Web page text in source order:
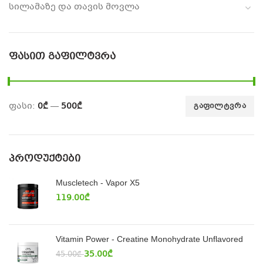
სილამაზე და თავის მოვლა
ᲤᲐᲡᲘᲗ ᲒᲐᲤᲘᲚᲢᲕᲠᲐ
ᲒᲐᲤᲘᲚᲢᲕᲠᲐ
ფასი: 0₾— 500₾
ᲞᲠᲝᲓᲣᲥᲢᲔᲑᲘ
Muscletech - Vapor X5
119.00₾
Vitamin Power - Creatine Monohydrate Unflavored
45.00₾ 35.00₾